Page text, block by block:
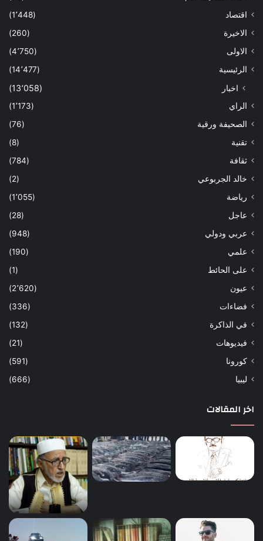
اقتصاد
(1٬448)
الاخيرة
(260)
الاولى
(4٬750)
الرئيسية
(14٬477)
اخبار (13٬058)
الراي
(1٬173)
الصحيفة ورقية
(76)
تقنية
(8)
ثقافة
(784)
خالد الجربوعي
(2)
رياضة
(1٬055)
عاجل
(28)
عربي ودولي
(948)
علمي
(190)
على الحائط
(1)
عيون
(2٬620)
فضاءات
(336)
في الذاكرة
(132)
فيديوهات
(21)
كورونا
(591)
ليبيا
(666)
اخر المقالات